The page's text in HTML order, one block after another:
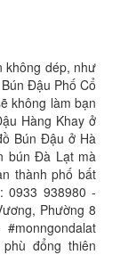
không dép, như
Đậu Phố Cổ
không làm bạn
Hàng Khay ở
Bún Đậu ở Hà
bún Đà Lạt mà
thành phố bất
0933 938980 -
Phường 8
đổng thiên